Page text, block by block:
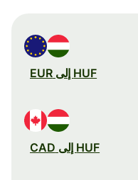
HUF إلى EUR
HUF إلى CAD